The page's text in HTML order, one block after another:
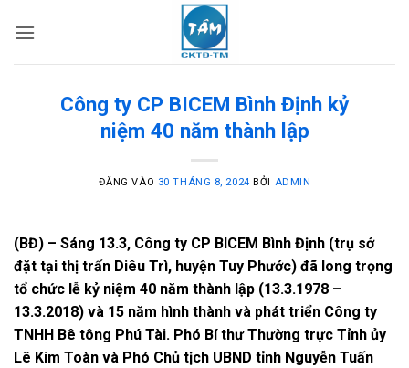
qua
Công ty CP BICEM Bình Định kỷ
niệm 40 năm thành lập
ĐĂNG VÀO 30 THÁNG 8, 2024 BỞI ADMIN
(BĐ) – Sáng 13.3, Công ty CP BICEM Bình Định (trụ sở
đặt tại thị trấn Diêu Trì, huyện Tuy Phước) đã long trọng
tổ chức lễ kỷ niệm 40 năm thành lập (13.3.1978 –
13.3.2018) và 15 năm hình thành và phát triển Công ty
TNHH Bê tông Phú Tài. Phó Bí thư Thường trực Tỉnh ủy
Lê Kim Toàn và Phó Chủ tịch UBND tỉnh Nguyễn Tuấn